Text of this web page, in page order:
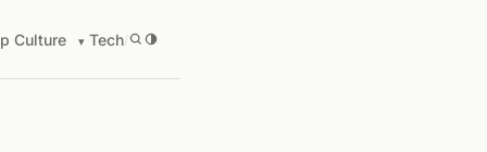
Culture Tech/